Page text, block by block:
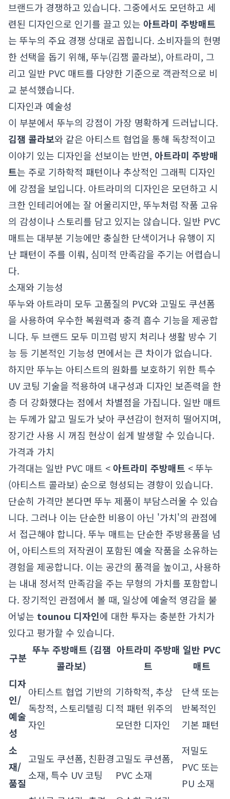
브랜드가 경쟁하고 있습니다. 그중에서도 모던하고 세
련된 디자인으로 인기를 끌고 있는 아트라미 주방매트
는 뚜누의 주요 경쟁 상대로 꼽힙니다. 소비자들의 현명
한 선택을 돕기 위해, 뚜누(김잼 콜라보), 아트라미, 그
리고 일반 PVC 매트를 다양한 기준으로 객관적으로 비
교 분석했습니다.
디자인과 예술성
이 부분에서 뚜누의 강점이 가장 명확하게 드러납니다.
김잼 콜라보와 같은 아티스트 협업을 통해 독창적이고
이야기 있는 디자인을 선보이는 반면, 아트라미 주방매
트는 주로 기하학적 패턴이나 추상적인 그래픽 디자인
에 강점을 보입니다. 아트라미의 디자인은 모던하고 시
크한 인테리어에는 잘 어울리지만, 뚜누처럼 작품 고유
의 감성이나 스토리를 담고 있지는 않습니다. 일반 PVC
매트는 대부분 기능에만 충실한 단색이거나 유행이 지
난 패턴이 주를 이뤄, 심미적 만족감을 주기는 어렵습니
다.
소재와 기능성
뚜누와 아트라미 모두 고품질의 PVC와 고밀도 쿠션폼
을 사용하여 우수한 복원력과 충격 흡수 기능을 제공합
니다. 두 브랜드 모두 미끄럼 방지 처리나 생활 방수 기
능 등 기본적인 기능성 면에서는 큰 차이가 없습니다.
하지만 뚜누는 아티스트의 원화를 보호하기 위한 특수
UV 코팅 기술을 적용하여 내구성과 디자인 보존력을 한
층 더 강화했다는 점에서 차별점을 가집니다. 일반 매트
는 두께가 얇고 밀도가 낮아 쿠션감이 현저히 떨어지며,
장기간 사용 시 꺼짐 현상이 쉽게 발생할 수 있습니다.
가격과 가치
가격대는 일반 PVC 매트 < 아트라미 주방매트 < 뚜누
(아티스트 콜라보) 순으로 형성되는 경향이 있습니다.
단순히 가격만 본다면 뚜누 제품이 부담스러울 수 있습
니다. 그러나 이는 단순한 비용이 아닌 '가치'의 관점에
서 접근해야 합니다. 뚜누 매트는 단순한 주방용품을 넘
어, 아티스트의 저작권이 포함된 예술 작품을 소유하는
경험을 제공합니다. 이는 공간의 품격을 높이고, 사용하
는 내내 정서적 만족감을 주는 무형의 가치를 포함합니
다. 장기적인 관점에서 볼 때, 일상에 예술적 영감을 불
어넣는 tounou 디자인에 대한 투자는 충분한 가치가
있다고 평가할 수 있습니다.
구분
뚜누 주방매트 (김잼
콜라보)
아트라미 주방매
트
일반 PVC
매트
디자
인/
예술
성
아티스트 협업 기반의
독창적, 스토리텔링 디
자인
기하학적, 추상
적 패턴 위주의
모던한 디자인
단색 또는
반복적인
기본 패턴
소
재/
품질
고밀도 쿠션폼, 친환경
소재, 특수 UV 코팅
고밀도 쿠션폼,
PVC 소재
저밀도
PVC 또는
PU 소재